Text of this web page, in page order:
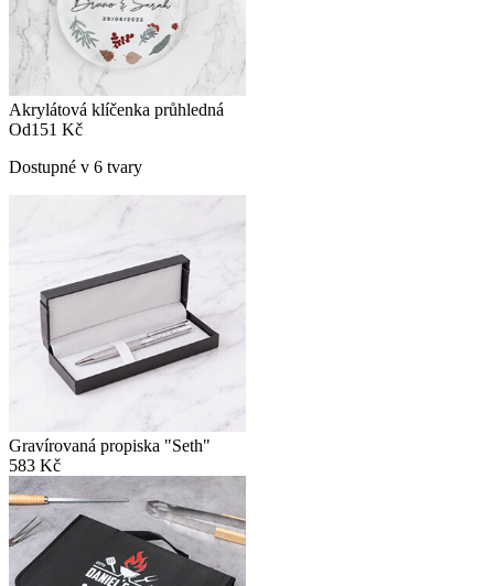
Akrylátová klíčenka průhledná
Od151 Kč
Dostupné v 6 tvary
Gravírovaná propiska "Seth"
583 Kč